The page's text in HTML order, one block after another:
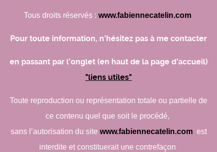
Tous droits réservés : www.fabiennecatelin.com
Pour toute information, n'hésitez pas à me contacter
en passant par l'onglet (en haut de la page d'accueil)
"liens utiles"
Toute reproduction ou représentation totale ou partielle de
ce contenu quel que soit le procédé,
sans l’autorisation du site www.fabiennecatelin.com est
interdite et constituerait une contrefaçon